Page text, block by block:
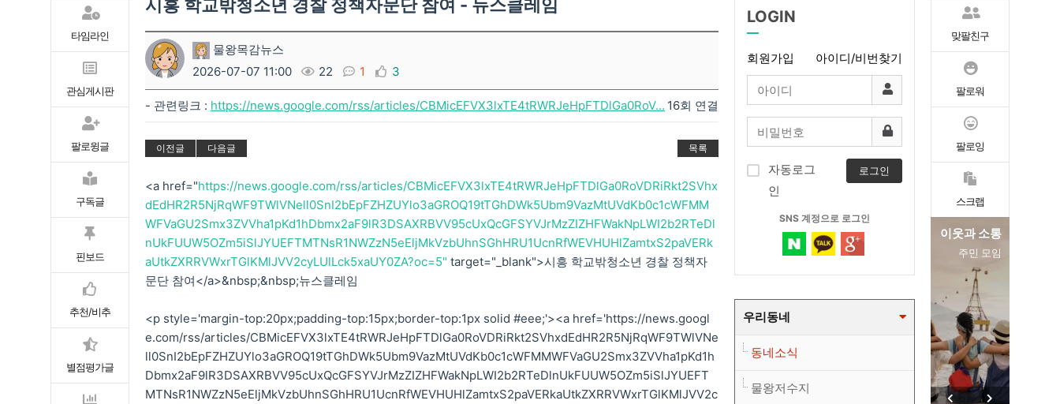
타임라인
관심게시판
팔로윙글
구독글
핀보드
추천/비추
별점평가글
맞팔친구
팔로워
팔로잉
스크랩
이웃과 소통
주민 모임
편리한 교통
서해선
시흥 학교밖청소년 경찰 정책자문단 참여 - 뉴스클레임
물왕목감뉴스
2026-07-07 11:00
22 1 3
- 관련링크 : https://news.google.com/rss/articles/CBMicEFVX3lxTE4tRWRJeHpFTDlGa0RoV… 16회 연결
이전글 다음글 목록
<a href="https://news.google.com/rss/articles/CBMicEFVX3lxTE4tRWRJeHpFTDlGa0RoVDRiRkt2SVhx
dEdHR2R5NjRqWF9TWlVNell0SnI2bEpFZHZUYlo3aGROQ19tTGhDWk5Ubm9VazMtUVdKb0c1cWFMM
WFVaGU2Smx3ZVVha1pKd1hDbmx2aF9lR3DSAXRBVV95cUxQcGFSYVJrMzZIZHFWakNpLWI2b2RTeDl
nUkFUUW5OZm5iSlJYUEFTMTNsR1NWZzN5eEljMkVzbUhnSGhHRU1UcnRfWEVHUHlZamtxS2paVERk
aUtkZXRRVWxrTGlKMlJVV2cyLUlLck5xaUY0ZA?oc=5" target="_blank">시흥 학교밖청소년 경찰 정책자
문단 참여</a>&nbsp;&nbsp;뉴스클레임
<p style='margin-top:20px;padding-top:15px;border-top:1px solid #eee;'><a href='https://news.googl
e.com/rss/articles/CBMicEFVX3lxTE4tRWRJeHpFTDlGa0RoVDRiRkt2SVhxdEdHR2R5NjRqWF9TWlVNe
ll0SnI2bEpFZHZUYlo3aGROQ19tTGhDWk5Ubm9VazMtUVdKb0c1cWFMMWFVaGU2Smx3ZVVha1pKd1h
Dbmx2aF9lR3DSAXRBVV95cUxQcGFSYVJrMzZIZHFWakNpLWI2b2RTeDlnUkFUUW5OZm5iSlJYUEFT
MTNsR1NWZzN5eEljMkVzbUhnSGhHRU1UcnRfWEVHUHlZamtxS2paVERkaUtkZXRRVWxrTGlKMlJVV2c
LOGIN
회원가입 아이디/비번찾기
자동로그
인
로그인
SNS 계정으로 로그인
우리동네
동네소식
물왕저수지